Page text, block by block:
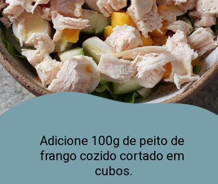
Adicione 100g de peito de
frango cozido cortado em
cubos.